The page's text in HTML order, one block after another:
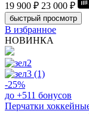
19 900 ₽ 23 000 ₽
быстрый просмотр
В избранное
НОВИНКА
-25%
до +511 бонусов
Перчатки